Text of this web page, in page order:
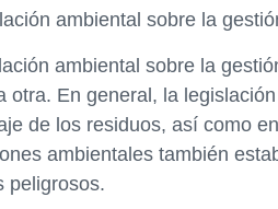
ambiental sobre la
ambiental sobre la
otra. En general, la
de los residuos, así como
ambientales también
peligrosos.